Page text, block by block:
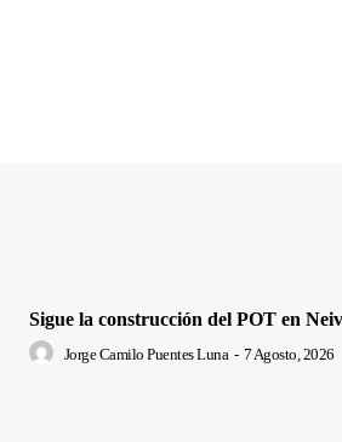
Sigue la construcción del POT en
Jorge Camilo Puentes Luna - 7 Agosto, 2026